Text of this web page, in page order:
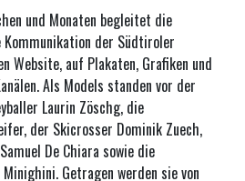
und Monaten begleitet die
Kommunikation der Südtiroler
Website, auf Plakaten, Grafiken und
Als Models standen vor der
Laurin Zöschg, die
der Skicrosser Dominik Zuech,
De Chiara sowie die
Getragen werden sie von